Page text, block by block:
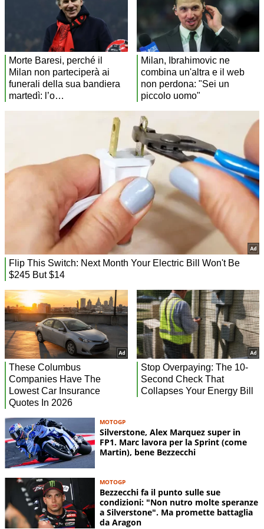
MOTOGP
Silverstone, Alex Marquez super in
FP1. Marc lavora per la Sprint (come
Martin), bene Bezzecchi
MOTOGP
Bezzecchi fa il punto sulle sue
condizioni: "Non nutro molte speranze
a Silverstone". Ma promette battaglia
da Aragon